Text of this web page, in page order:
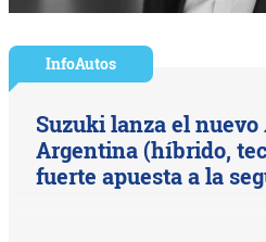
InfoAutos
Suzuki lanza el nuevo
Argentina (híbrido,
fuerte apuesta a la